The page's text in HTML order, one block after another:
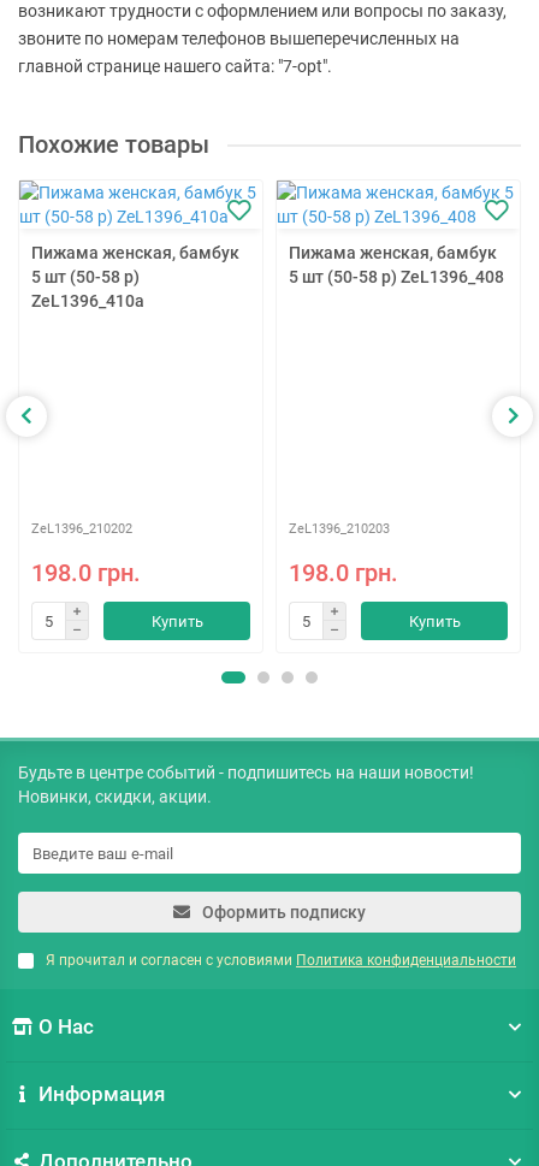
возникают трудности с оформлением или вопросы по заказу,
звоните по номерам телефонов вышеперечисленных на
главной странице нашего сайта: "7-opt".
Похожие товары
Пижама женская, бамбук
5 шт (50-58 р)
ZeL1396_410a
ZeL1396_210202
198.0 грн.
Купить
Пижама женская, бамбук
5 шт (50-58 р) ZeL1396_408
ZeL1396_210203
198.0 грн.
Купить
Будьте в центре событий - подпишитесь на наши новости!
Новинки, скидки, акции.
Оформить подписку
Я прочитал и согласен с условиями Политика конфиденциальности
О Нас
Информация